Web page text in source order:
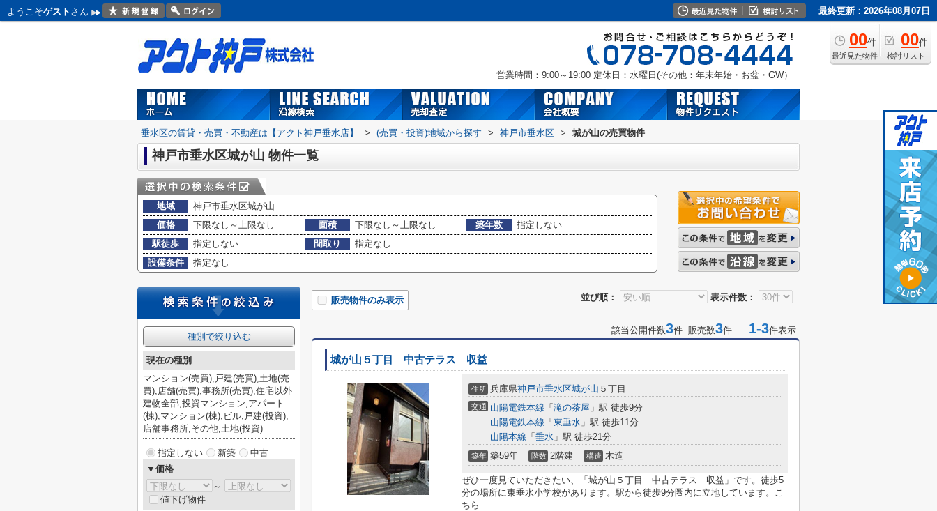
ようこそゲスト さん 最終更新：2026年08月07日
00件
最近見た物件
00件
検討リスト
営業時間：9:00～19:00 定休日：水曜日(その他：年末年始・お盆・GW）
垂水区の賃貸・売買・不動産は【アクト神戸垂水店】 > (売買・投資)地域から探す > 神戸市垂水区 > 城が山の売買物件
神戸市垂水区城が山 物件一覧
地域
神戸市垂水区城が山
価格
下限なし～上限なし 面積 下限なし～上限なし 築年数
指定しない
駅徒歩
指定しない 間取り
指定なし
設備条件
指定なし
並び順： 表示件数：
販売物件のみ表示
該当公開件数3件 販売数3件 1-3件表示
城が山５丁目 中古テラス 収益
住所 兵庫県神戸市垂水区城が山 ５丁目
交通 山陽電鉄本線 「 滝の茶屋 」駅 徒歩9分
山陽電鉄本線 「 東垂水 」駅 徒歩11分
山陽本線 「 垂水 」駅 徒歩21分
築年 築59年 階数 2階建 構造 木造
ぜひ一度見ていただきたい、「城が山５丁目 中古テラス 収益」です。徒歩5
分の場所に東垂水小学校があります。駅から徒歩9分圏内に立地しています。こ
ちら...
種別で絞り込む
現在の種別
マンション(売買),戸建(売買),土地(売
買),店舗(売買),事務所(売買),住宅以外
建物全部,投資マンション,アパート
(棟),マンション(棟),ビル,戸建(投資),
店舗事務所,その他,土地(投資)
指定しない 新築
中古
▼価格
～
値下げ物件